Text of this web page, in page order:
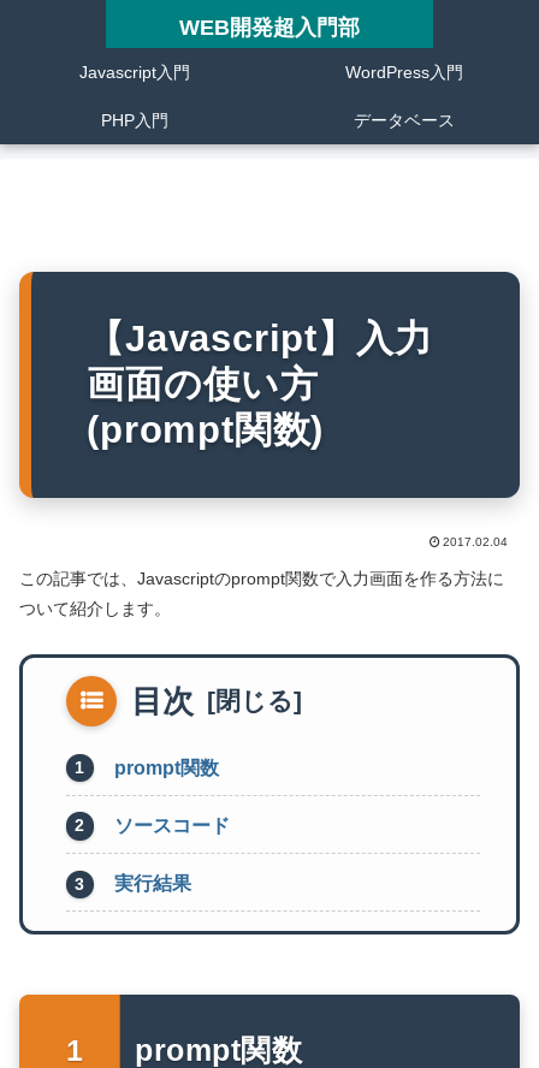
WEB開発超入門部
Javascript入門 WordPress入門
PHP入門 データベース
【Javascript】入力
画面の使い方
(prompt関数)
2017.02.04
この記事では、Javascriptのprompt関数で入力画面を作る方法に
ついて紹介します。
目次
prompt関数
ソースコード
実行結果
prompt関数